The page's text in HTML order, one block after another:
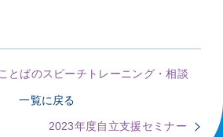
とばのスピーチトレーニング・相談
一覧に戻る
2023年度自立支援セミナー